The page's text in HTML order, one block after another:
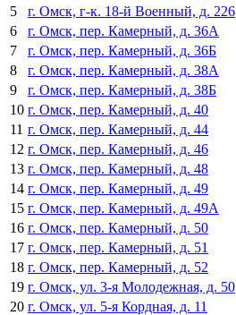
5
г. Омск, г-к. 18-й Военный, д. 226
6
г. Омск, пер. Камерный, д. 36А
7
г. Омск, пер. Камерный, д. 36Б
8
г. Омск, пер. Камерный, д. 38А
9
г. Омск, пер. Камерный, д. 38Б
10 г. Омск, пер. Камерный, д. 40
11 г. Омск, пер. Камерный, д. 44
12 г. Омск, пер. Камерный, д. 46
13 г. Омск, пер. Камерный, д. 48
14 г. Омск, пер. Камерный, д. 49
15 г. Омск, пер. Камерный, д. 49А
16 г. Омск, пер. Камерный, д. 50
17 г. Омск, пер. Камерный, д. 51
18 г. Омск, пер. Камерный, д. 52
19 г. Омск, ул. 3-я Молодежная, д. 50
20 г. Омск, ул. 5-я Кордная, д. 11